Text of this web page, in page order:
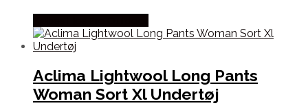
Aclima Lightwool Long Pants
Woman Sort Xl Undertøj